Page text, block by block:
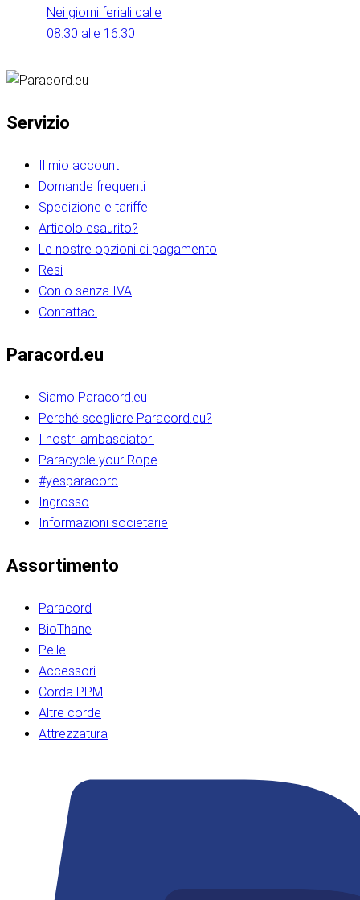
Nei giorni feriali dalle
08:30 alle 16:30
Servizio
Il mio account
Domande frequenti
Spedizione e tariffe
Articolo esaurito?
Le nostre opzioni di pagamento
Resi
Con o senza IVA
Contattaci
Paracord.eu
Siamo Paracord.eu
Perché scegliere Paracord.eu?
I nostri ambasciatori
Paracycle your Rope
#yesparacord
Ingrosso
Informazioni societarie​​​​‌ ‍ ​‍​‍‌‍ ‌ ​‍‌‍‍‌‌‍‌ ‌‍‍‌‌‍ ‍​‍​‍​ ‍‍​‍​‍‌ ​ ‌‍​‌‌‍ ‍‌‍‍‌‌ ‌​‌ ‍‌​‍ ‍‌‍‍‌‌‍ ​‍​‍​‍ ​​‍​‍‌‍‍​‌ ​‍‌‍‌‌‌‍‌‍​‍​‍​ ‍‍​‍​‍‌‍‍​‌ ‌​‌ ‌​‌ ​​‌ ​ ​ ‍‍​‍ ​‍ ‌ ​​‌‍​‌‌ ​‍‌‍​‌‌‍​ ‌‍ ‌ ​‍‌‍‌​​‍ ‍‌ ​ ‌‍​‌‌‍ ‍‌‍‍‌‌ ‌​‌ ‍‌​‍ ‍‌ ​ ‌ ‌​‌ ‌‌‌‍‌​‌‍‍‌‌‍ ​‍ ‌‍‍‌‌‍ ‍‌ ‌​‌‍‌‌‌‍ ‍‌ ‌​​‍ ‌‍‌‌‌‍‌​‌‍‍‌‌ ‌​​‍ ‌‍ ‌‌‍ ‌‍‌​‌‍‌‌​ ‌‌ ​​‌ ​‍‌‍‌‌‌ ​ ‌‍‌‌‌‍ ‍‌ ‌​‌‍​‌‌ ‌​‌‍‍‌‌‍ ‌‍ ‍​ ‍ ‌‍‍‌‌‍‌​​ ‌‌‍‌‍‌‍ ‌‍ ‌ ‌​‌‍‌‌‌ ​‍​‍ ‌‌‍​‍‌ ​‍‌‍​‌‌‍ ‍‌‍‌​​‍ ‌‌‍‍‌‌‍ ‌‌ ​​‌ ​‍‌‍‍‌‌‍ ‍‌ ‌​​ ‍ ‌ ‌​‌ ‍‌‌ ​​‌‍‌‌​ ‌‌ ‌​‌ ​‍‌‍​‌‌‍ ‍‌ ​ ‌‍ ​‌‍​‌‌ ‌​‌‍‌‌‌‍‌​​‍ ‌‌‍ ‌‌‍‌‌‌ ​ ‌ ​ ‌‍​‌‌‍‌ ‌‍‌‌​ ‍ ‌ ​​‌‍​‌‌ ‌​‌‍‍​​ ‌‌ ‌‍‌‍​‌‌‍ ​‌ ‌‌‌‍‌‌​‍ ‍‌‍‍‌‌ ‌​‌‌ ‌​‍‌‌‌‌​​ ‌‍​‍‌‍​‌‌ ​ ‌‍‌‌‌‌‌‌‌ ​‍‌‍ ​​ ‌‌‍‍​‌ ‌​‌ ‌​‌ ​​‌ ​ ​‍‌‌​ ​ ‌​​‌​‍‌‌​ ​‍‌​‌‍​‍‌‌​ ​‍‌​‌‍‌ ​​‌‍​‌‌ ​‍‌‍​‌‌‍​ ‌‍ ‌ ​‍‌‍‌​​‍ ‍‌ ​ ‌‍​‌‌‍ ‍‌‍‍‌‌ ‌​‌ ‍‌​‍ ‍‌ ​ ‌ ‌​‌ ‌‌‌‍‌​‌‍‍‌‌‍ ​‍‌‍‌‍‍‌‌‍‌​​ ‌‌‍‌‍‌‍ ‌‍ ‌ ‌​‌‍‌‌‌ ​‍​‍ ‌‌‍​‍‌ ​‍‌‍​‌‌‍ ‍‌‍‌​​‍ ‌‌‍‍‌‌‍ ‌‌ ​​‌ ​‍‌‍‍‌‌‍ ‍‌ ‌​​‍‌‍‌ ‌​‌ ‍‌‌ ​​‌‍‌‌​ ‌‌ ‌​‌ ​‍‌‍​‌‌‍ ‍‌ ​ ‌‍ ​‌‍​‌‌ ‌​‌‍‌‌‌‍‌​​‍ ‌‌‍ ‌‌‍‌‌‌ ​ ‌ ​ ‌‍​‌‌‍‌ ‌‍‌‌​‍‌‍‌ ​​‌‍​‌‌ ‌​‌‍‍​​ ‌‌ ‌‍‌‍​‌‌‍ ​‌ ‌‌‌‍‌‌​‍ ‍‌‍‍‌‌ ‌​‌‌ ‌​‍‌‌‌‌​​‍‌‍‌ ​​‌‍‌‌‌ ​‍‌ ​ ‌ ​​‌‍‌‌‌‍​ ‌ ‌​‌‍‍‌‌ ‌‍‌‍‌‌​ ‌‌ ​​‌ ‌‌‌‍​‍‌‍ ​‌‍‍‌‌ ​ ‌‍‍​‌‍‌‌‌‍‌​​‍​‍‌ ‌​​​​‌ ‍ ​‍​‍‌‍ ‌ ​‍‌‍‍‌‌‍‌ ‌‍‍‌‌‍ ‍​‍​‍​ ‍‍​‍​‍‌ ​ ‌‍​‌‌‍ ‍‌‍‍‌‌ ‌​‌ ‍‌​‍ ‍‌‍‍‌‌‍ ​‍​‍​‍ ​​‍​‍‌‍‍​‌ ​‍‌‍‌‌‌‍‌‍​‍​‍​ ‍‍​‍​‍‌‍‍​‌ ‌​‌ ‌​‌ ​​‌ ​ ​ ‍‍​‍ ​‍ ‌ ​​‌‍​‌‌ ​‍‌‍​‌‌‍​ ‌‍ ‌ ​‍‌‍‌​​‍ ‍‌ ​ ‌‍​‌‌‍ ‍‌‍‍‌‌ ‌​‌ ‍‌​‍ ‍‌ ​ ‌ ‌​‌ ‌‌‌‍‌​‌‍‍‌‌‍ ​‍ ‌‍‍‌‌‍ ‍‌ ‌​‌‍‌‌‌‍ ‍‌ ‌​​‍ ‌‍‌‌‌‍‌​‌‍‍‌‌ ‌​​‍ ‌‍ ‌‌‍ ‌‍‌​‌‍‌‌​ ‌‌ ​​‌ ​‍‌‍‌‌‌ ​ ‌‍‌‌‌‍ ‍‌ ‌​‌‍​‌‌ ‌​‌‍‍‌‌‍ ‌‍ ‍​ ‍ ‌‍‍‌‌‍‌​​ ‌‌‍‌‍‌‍ ‌‍ ‌ ‌​‌‍‌‌‌ ​‍​‍ ‌‌‍​‍‌ ​‍‌‍​‌‌‍ ‍‌‍‌​​‍ ‌‌‍‍‌‌‍ ‌‌ ​​‌ ​‍‌‍‍‌‌‍ ‍‌ ‌​​ ‍ ‌ ‌​‌ ‍‌‌ ​​‌‍‌‌​ ‌‌ ‌​‌ ​‍‌‍​‌‌‍ ‍‌ ​ ‌‍ ​‌‍​‌‌ ‌​‌‍‌‌‌‍‌​​‍ ‌‌‍ ‌‌‍‌‌‌ ​ ‌ ​ ‌‍​‌‌‍‌ ‌‍‌‌​ ‍ ‌ ​​‌‍​‌‌ ‌​‌‍‍​​ ‌‌ ‌‍‌‍​‌‌‍ ​‌ ‌‌‌‍‌‌​‍ ‍‌‍‍‌‌ ‌​‌‌ ‌​‍‌‌‌‌​​ ‌‍​‍‌‍​‌‌ ​ ‌‍‌‌‌‌‌‌‌ ​‍‌‍ ​​ ‌‌‍‍​‌ ‌​‌ ‌​‌ ​​‌ ​ ​‍‌‌​ ​ ‌​​‌​‍‌‌​ ​‍‌​‌‍​‍‌‌​ ​‍‌​‌‍‌ ​​‌‍​‌‌ ​‍‌‍​‌‌‍​ ‌‍ ‌ ​‍‌‍‌​​‍ ‍‌ ​ ‌‍​‌‌‍ ‍‌‍‍‌‌ ‌​‌ ‍‌​‍ ‍‌ ​ ‌ ‌​‌ ‌‌‌‍‌​‌‍‍‌‌‍ ​‍‌‍‌‍‍‌‌‍‌​​ ‌‌‍‌‍‌‍ ‌‍ ‌ ‌​‌‍‌‌‌ ​‍​‍ ‌‌‍​‍‌ ​‍‌‍​‌‌‍ ‍‌‍‌​​‍ ‌‌‍‍‌‌‍ ‌‌ ​​‌ ​‍‌‍‍‌‌‍ ‍‌ ‌​​‍‌‍‌ ‌​‌ ‍‌‌ ​​‌‍‌‌​ ‌‌ ‌​‌ ​‍‌‍​‌‌‍ ‍‌ ​ ‌‍ ​‌‍​‌‌ ‌​‌‍‌‌‌‍‌​​‍ ‌‌‍ ‌‌‍‌‌‌ ​ ‌ ​ ‌‍​‌‌‍‌ ‌‍‌‌​‍‌‍‌ ​​‌‍​‌‌ ‌​‌‍‍​​ ‌‌ ‌‍‌‍​‌‌‍ ​‌ ‌‌‌‍‌‌​‍ ‍‌‍‍‌‌ ‌​‌‌ ‌​‍‌‌‌‌​​‍‌‍‌ ​​‌‍‌‌‌ ​‍‌ ​ ‌ ​​‌‍‌‌‌‍​ ‌ ‌​‌‍‍‌‌ ‌‍‌‍‌‌​ ‌‌ ​​‌ ‌‌‌‍​‍‌‍ ​‌‍‍‌‌ ​ ‌‍‍​‌‍‌‌‌‍‌​​‍​‍‌ ‌
Assortimento
Paracord
BioThane
Pelle
Accessori
Corda PPM
Altre corde
Attrezzatura